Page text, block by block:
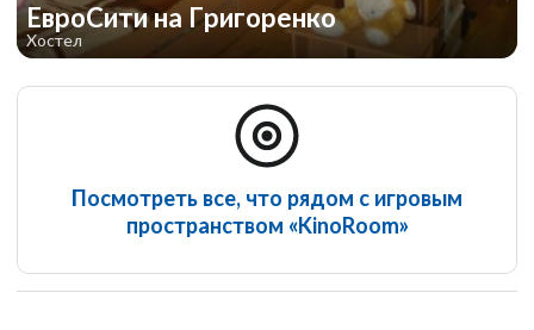
ЕвроСити на Григоренко
Хостел
Посмотреть все, что рядом с игровым
пространством «KinoRoom»